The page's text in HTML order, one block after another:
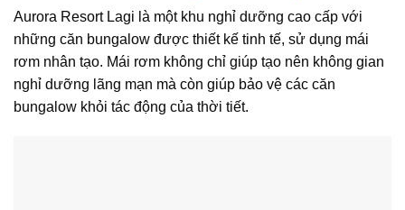
Aurora Resort Lagi là một khu nghỉ dưỡng cao cấp với
những căn bungalow được thiết kế tinh tế, sử dụng mái
rơm nhân tạo. Mái rơm không chỉ giúp tạo nên không gian
nghỉ dưỡng lãng mạn mà còn giúp bảo vệ các căn
bungalow khỏi tác động của thời tiết.